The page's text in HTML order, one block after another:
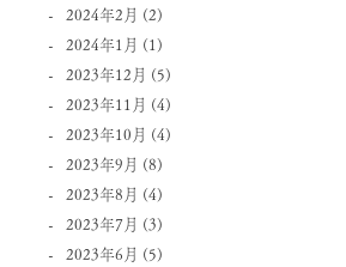
2024年2月 (2)
2024年1月 (1)
2023年12月 (5)
2023年11月 (4)
2023年10月 (4)
2023年9月 (8)
2023年8月 (4)
2023年7月 (3)
2023年6月 (5)